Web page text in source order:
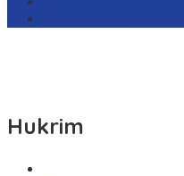
Hukrim